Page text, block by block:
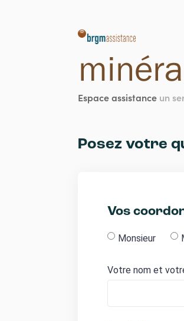
Espace assistance un
Posez votre
Vos
Monsieur
Votre nom et